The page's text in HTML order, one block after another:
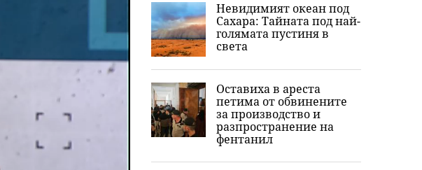
Невидимият океан под
Сахара: Тайната под най-
голямата пустиня в
света
Оставиха в ареста
петима от обвинените
за производство и
разпространение на
фентанил